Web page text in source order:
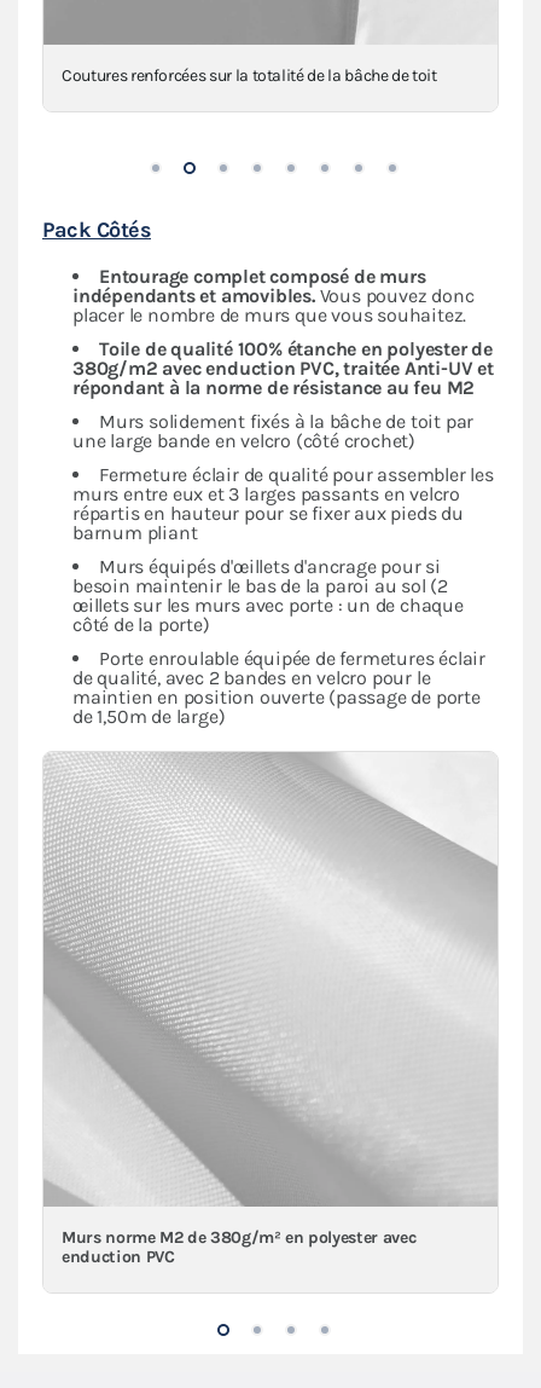
Coutures renforcées sur la totalité de la bâche de toit
Pack Côtés
Entourage complet composé de murs
indépendantset amovibles. Vous pouvez donc
placer le nombre de murs que vous souhaitez.
Toile de qualité 100% étanche en polyester de
380g/m2 avec enduction PVC, traitée Anti-UV et
répondant à la norme de résistance au feu M2
Murs solidement fixés à la bâche de toit par
une large bande en velcro (côté crochet)
Fermeture éclair de qualité pour assembler les
murs entre eux et 3 larges passants en velcro
répartis en hauteur pour se fixer aux pieds du
barnum pliant
Murs équipés d'œillets d'ancrage pour si
besoin maintenir le bas de la paroi au sol (2
œillets sur les murs avec porte : un de chaque
côté de la porte)
Porte enroulable équipée de fermetures éclair
de qualité, avec 2 bandes en velcro pour le
maintien en position ouverte (passage de porte
de 1,50m de large)
Murs norme M2 de 380g/m² en polyester avec
enduction PVC